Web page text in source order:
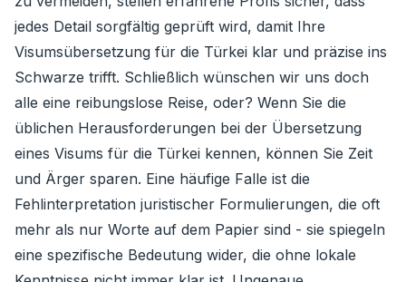
jedes Detail sorgfältig geprüft wird, damit Ihre
Visumsübersetzung für die Türkei klar und präzise ins
Schwarze trifft. Schließlich wünschen wir uns doch
alle eine reibungslose Reise, oder? Wenn Sie die
üblichen Herausforderungen bei der Übersetzung
eines Visums für die Türkei kennen, können Sie Zeit
und Ärger sparen. Eine häufige Falle ist die
Fehlinterpretation juristischer Formulierungen, die oft
mehr als nur Worte auf dem Papier sind - sie spiegeln
eine spezifische Bedeutung wider, die ohne lokale